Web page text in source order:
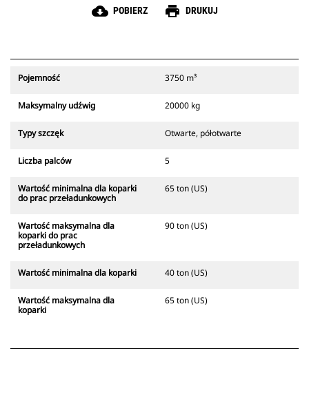
cloud_download POBIERZ print DRUKUJ
Pojemność 3750 m³
Maksymalny udźwig 20000 kg
Typy szczęk Otwarte, półotwarte
Liczba palców 5
Wartość minimalna dla koparki
do prac przeładunkowych
65 ton (US)
Wartość maksymalna dla
koparki do prac
przeładunkowych
90 ton (US)
Wartość minimalna dla koparki 40 ton (US)
Wartość maksymalna dla
koparki
65 ton (US)